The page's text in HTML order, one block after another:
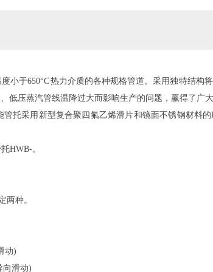
小于650°C 热力介质的各种规格管道。采用独特结构
低压蒸汽管线温降过大而影响生产的问题，赢得了广大
托采用新型复合聚四氟乙烯滑片和镜面不锈钢材料
HWB-。
两种。
动)
向滑动)